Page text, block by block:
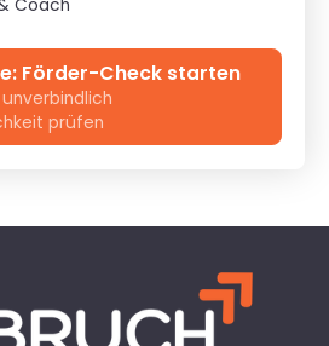
Coach
Förder-Check starten
prüfen